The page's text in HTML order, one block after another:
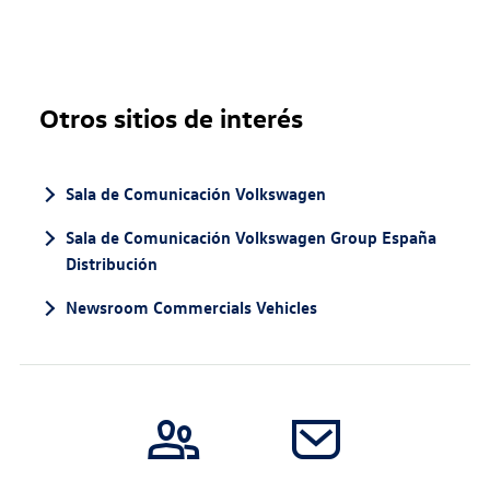
Otros sitios de interés
Sala de Comunicación Volkswagen
Sala de Comunicación Volkswagen Group España
Distribución
Newsroom Commercials Vehicles